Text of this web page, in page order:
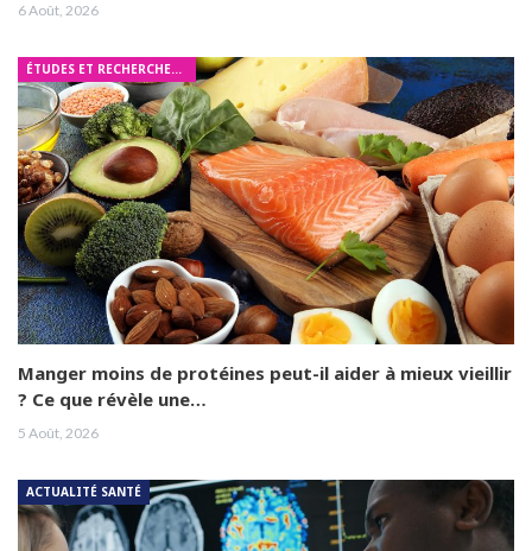
6 Août, 2026
ÉTUDES ET RECHERCHES MÉDICALES
Manger moins de protéines peut-il aider à mieux vieillir
? Ce que révèle une…
5 Août, 2026
ACTUALITÉ SANTÉ